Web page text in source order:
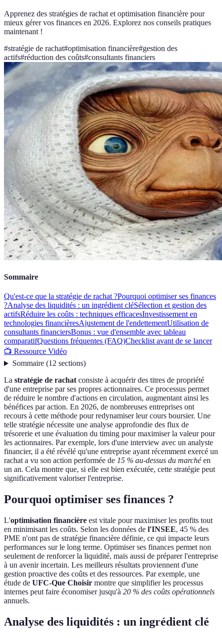
Apprenez des stratégies de rachat et optimisation financière pour
mieux gérer vos finances en 2026. Explorez nos conseils pratiques
maintenant !
#stratégie de rachat#optimisation financière#gestion des
actifs#réduction des coûts#consultants financiers
Sommaire
Qu'est-ce que la stratégie de rachat ?Pourquoi optimiser ses finances
?Analyse des liquidités : un ingrédient cléSélection et gestion des
actifsRéduire les coûts : techniques efficacesInvestissement en
technologies financièresAjustement de l'endettementUtilisation de
consultants financiersBonus : vue d'ensemble avec tableau
comparatifQuestions fréquentes (FAQ)Checklist avant de se lancer
📺 Ressource Vidéo
Sommaire(12 sections)
La stratégie de rachatconsiste à acquérir des titres de propriété
d'une entreprise par ses propres actionnaires. Ce processus permet
de réduire le nombre d'actions en circulation, augmentant ainsi les
bénéfices par action. En 2026, de nombreuses entreprises ont
recours à cette méthode pour redynamiser leur cours boursier. Une
telle stratégie nécessite une analyse approfondie des flux de
trésorerie et une évaluation du timing pour maximiser la valeur pour
les actionnaires. Par exemple, lors d'une interview avec un analyste
financier, il a été révélé qu'une entreprise ayant récemment exercé un
rachat a vu son action performée de 15 % au-dessus du marchéen
un an. Cela montre que, si elle est bien exécutée, cette stratégie peut
significativement valoriser l'entreprise.
Pourquoi optimiser ses finances ?
L'optimisation financière est vitale pour maximiser les profits tout
en minimisant les coûts. Selon les données de l'INSEE, 45 % des
PME n'ont pas de stratégie financière définie, ce qui impacte leurs
performances sur le long terme. Optimiser ses finances permet non
seulement de renforcer la liquidité, mais aussi de préparer l'entreprise
à un avenir incertain. Les meilleurs résultats proviennent d'une
gestion proactive des coûts et des ressources. Par exemple, une
étude de UFC-Que Choisir montre que simplifier les processus
internes peut faire économiser jusqu'à 20 % des coûts opérationnels
annuels.
Analyse des liquidités : un ingrédient clé